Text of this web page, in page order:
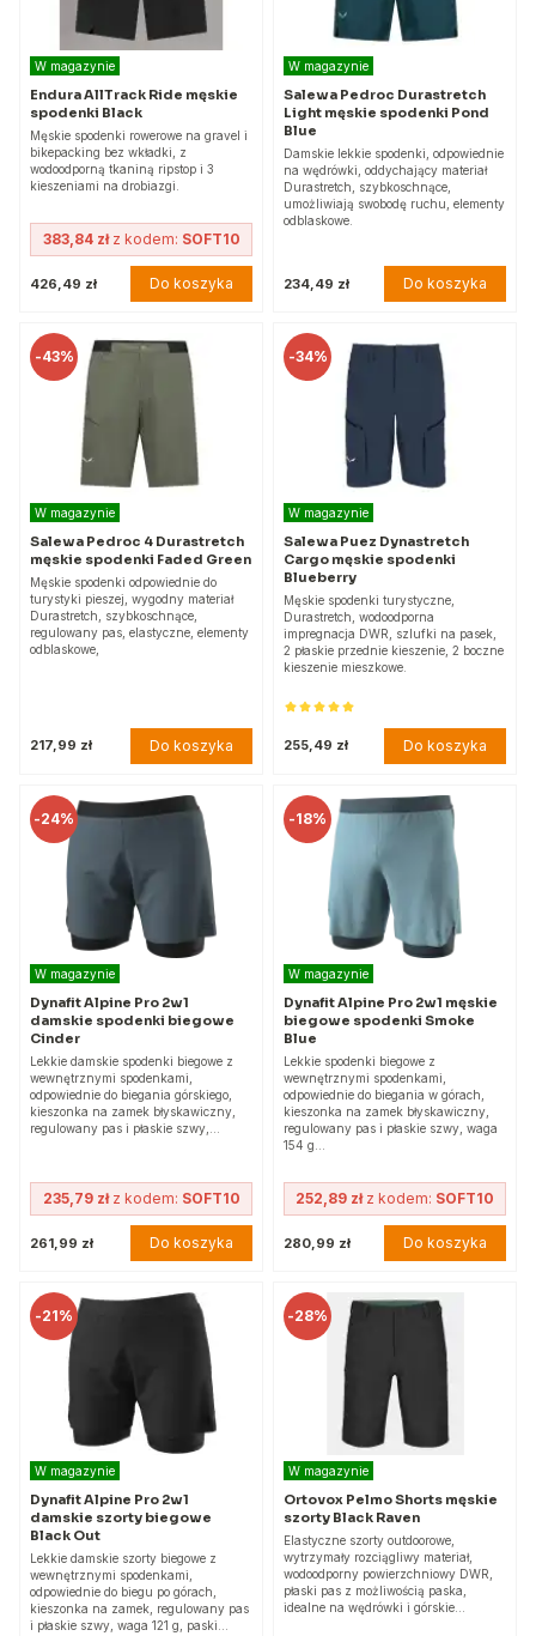
W magazynie
Endura AllTrack Ride męskie
spodenki Black
Męskie spodenki rowerowe na gravel i
bikepacking bez wkładki, z
wodoodporną tkaniną ripstop i 3
kieszeniami na drobiazgi.
383,84 złz kodem: SOFT10
426,49 zł Do koszyka
W magazynie
Salewa Pedroc Durastretch
Light męskie spodenki Pond
Blue
Damskie lekkie spodenki, odpowiednie
na wędrówki, oddychający materiał
Durastretch, szybkoschnące,
umożliwiają swobodę ruchu, elementy
odblaskowe.
234,49 zł Do koszyka
-43%
W magazynie
Salewa Pedroc 4 Durastretch
męskie spodenki Faded Green
Męskie spodenki odpowiednie do
turystyki pieszej, wygodny materiał
Durastretch, szybkoschnące,
regulowany pas, elastyczne, elementy
odblaskowe,
217,99 zł Do koszyka
-34%
W magazynie
Salewa Puez Dynastretch
Cargo męskie spodenki
Blueberry
Męskie spodenki turystyczne,
Durastretch, wodoodporna
impregnacja DWR, szlufki na pasek,
2 płaskie przednie kieszenie, 2 boczne
kieszenie mieszkowe.
255,49 zł Do koszyka
-24%
W magazynie
Dynafit Alpine Pro 2w1
damskie spodenki biegowe
Cinder
Lekkie damskie spodenki biegowe z
wewnętrznymi spodenkami,
odpowiednie do biegania górskiego,
kieszonka na zamek błyskawiczny,
regulowany pas i płaskie szwy,…
235,79 złz kodem: SOFT10
261,99 zł Do koszyka
-18%
W magazynie
Dynafit Alpine Pro 2w1 męskie
biegowe spodenki Smoke
Blue
Lekkie spodenki biegowe z
wewnętrznymi spodenkami,
odpowiednie do biegania w górach,
kieszonka na zamek błyskawiczny,
regulowany pas i płaskie szwy, waga
154 g…
252,89 złz kodem: SOFT10
280,99 zł Do koszyka
-21%
W magazynie
Dynafit Alpine Pro 2w1
damskie szorty biegowe
Black Out
Lekkie damskie szorty biegowe z
wewnętrznymi spodenkami,
odpowiednie do biegu po górach,
kieszonka na zamek, regulowany pas
i płaskie szwy, waga 121 g, paski…
-28%
W magazynie
Ortovox Pelmo Shorts męskie
szorty Black Raven
Elastyczne szorty outdoorowe,
wytrzymały rozciągliwy materiał,
wodoodporny powierzchniowy DWR,
płaski pas z możliwością paska,
idealne na wędrówki i górskie…